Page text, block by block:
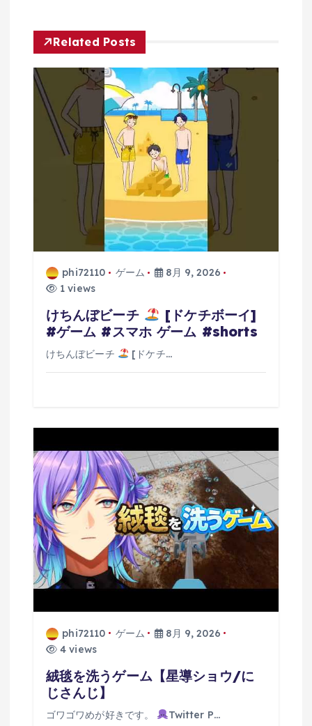
ー
シ
ョ
ン
Related Posts
phi72110 ゲーム
8月 9, 2026
1 views
けちんぼビーチ
[ドケチボーイ]
#ゲーム #スマホ ゲーム #shorts
けちんぼビーチ [ドケチ…
phi72110 ゲーム
8月 9, 2026
4 views
絨毯を洗うゲーム【星導ショウ/に
じさんじ】
ゴワゴワめが好きです。 Twitter P…